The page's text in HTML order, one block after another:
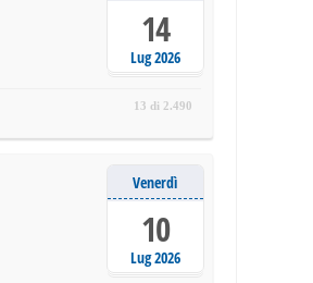
Lug 2026
14
13 di 2.490
Lug 2026
Venerdì
10